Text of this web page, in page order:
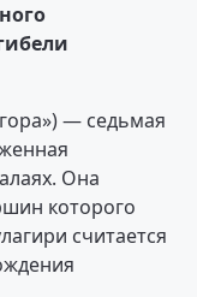
— седьмая
Она
которого
считается